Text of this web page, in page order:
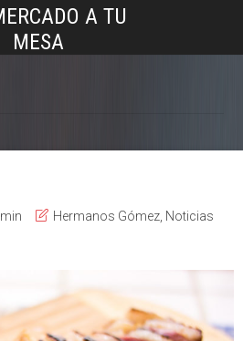
A TU
MESA
Hermanos Gómez Noticias